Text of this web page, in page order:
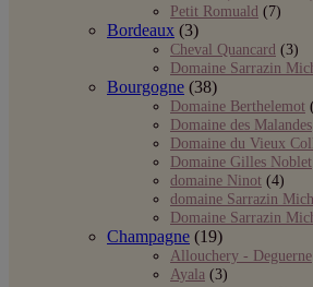
Petit Romuald (7)
Bordeaux (3)
Cheval Quancard (3)
Domaine Sarrazin
Bourgogne (38)
Domaine Berthelemot
Domaine des Malandes
Domaine du Vieux
Domaine Gilles Noblet
domaine Ninot (4)
domaine Sarrazin
Domaine Sarrazin
Champagne (19)
Allouchery - Deguerne
Ayala (3)